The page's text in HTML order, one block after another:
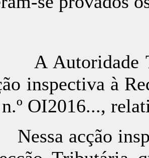
A Autoridade
inspectiva à
OI2016...,
Nessa acção